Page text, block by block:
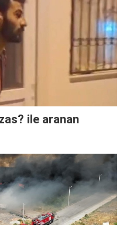
ile aranan